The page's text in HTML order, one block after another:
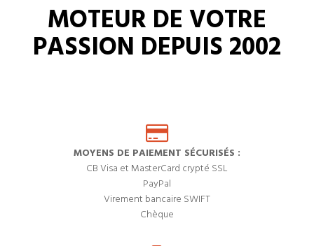
MOTEUR DE VOTRE
PASSION DEPUIS 2002
MOYENS DE PAIEMENT SÉCURISÉS :
CB Visa et MasterCard crypté SSL
PayPal
Virement bancaire SWIFT
Chèque